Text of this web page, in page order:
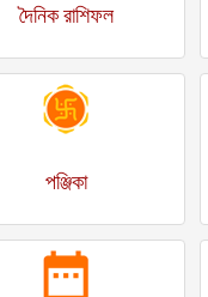
দৈনিক রাশিফল
পঞ্জিকা